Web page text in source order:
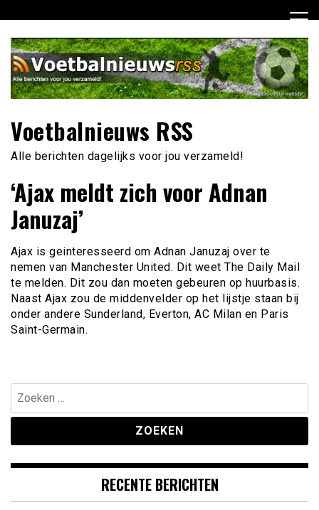
naar
inhoud
Voetbalnieuws RSS
Alle berichten dagelijks voor jou verzameld!
‘Ajax meldt zich voor Adnan
Januzaj’
Ajax is geinteresseerd om Adnan Januzaj over te
nemen van Manchester United. Dit weet The Daily Mail
te melden. Dit zou dan moeten gebeuren op huurbasis.
Naast Ajax zou de middenvelder op het lijstje staan bij
onder andere Sunderland, Everton, AC Milan en Paris
Saint-Germain.
Zoeken
naar:
RECENTE BERICHTEN